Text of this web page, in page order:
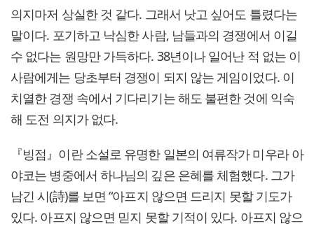
의지마저 상실한 것 같다. 그래서 낫고 싶어도 틀렸다는
말이다. 포기하고 낙심한 사람, 남들과의 경쟁에서 이길
수 없다는 원망만 가득하다. 38년이나 일어난 적 없는 이
사람에게는 당초부터 경쟁이 되지 않는 게임이었다. 이
치열한 경쟁 속에서 기다리기는 해도 불편한 것에 익숙
해 도전 의지가 없다.
『빙점』이란 소설로 유명한 일본의 여류작가 미우라 아
야코는 병중에서 하나님의 깊은 은혜를 체험했다. 그가
남긴 시(詩)를 보면 “아프지 않으면 드리지 못할 기도가
있다. 아프지 않으면 믿지 못할 기적이 있다. 아프지 않으